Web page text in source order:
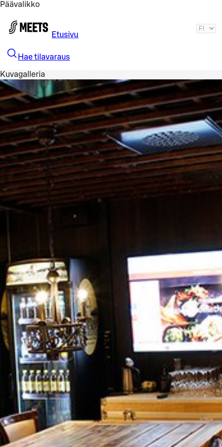
Päävalikko
Etusivu
Hae tilavaraus
Kuvagalleria
Katso kuva 1 / 1